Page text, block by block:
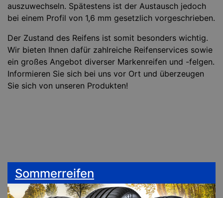
auszuwechseln. Spätestens ist der Austausch jedoch
bei einem Profil von 1,6 mm gesetzlich vorgeschrieben.
Der Zustand des Reifens ist somit besonders wichtig.
Wir bieten Ihnen dafür zahlreiche Reifenservices sowie
ein großes Angebot diverser Markenreifen und -felgen.
Informieren Sie sich bei uns vor Ort und überzeugen
Sie sich von unseren Produkten!
Sommerreifen